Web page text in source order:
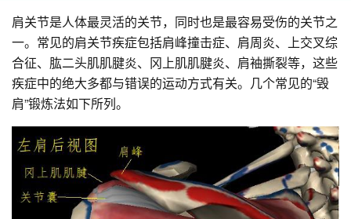
肩关节是人体最灵活的关节，同时也是最容易受伤的关节之
一。常见的肩关节疾症包括肩峰撞击症、肩周炎、上交叉综
合征、肱二头肌肌腱炎、冈上肌肌腱炎、肩袖撕裂等，这些
疾症中的绝大多都与错误的运动方式有关。几个常见的“毁
肩”锻炼法如下所列。